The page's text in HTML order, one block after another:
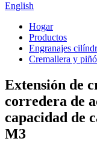
English
Hogar
Productos
Engranajes
Cremallera y
Extensión de
corredera de
capacidad de
M3